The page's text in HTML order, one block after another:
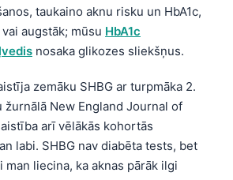
taukaino aknu risku un HbA1c,
augstāk; mūsu HbA1c
nosaka glikozes sliekšņus.
zemāku SHBG ar turpmāka 2.
žurnālā New England Journal of
arī vēlākās kohortās
labi. SHBG nav diabēta tests, bet
man liecina, ka aknas pārāk ilgi